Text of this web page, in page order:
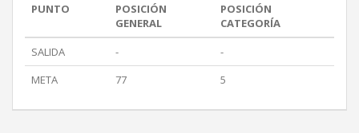
PUNTO
POSICIÓN
GENERAL
POSICIÓN
CATEGORÍA
SALIDA
-
-
META
77 5